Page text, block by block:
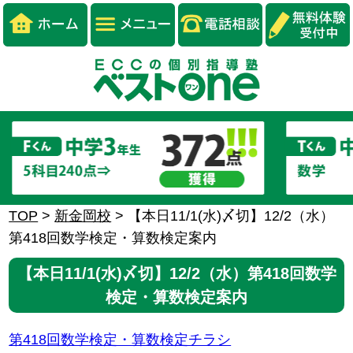
TOP > 新金岡校 >
【本日11/1(水)〆切】12/2（水）
第418回数学検定・算数検定案内
【本日11/1(水)〆切】12/2（水）第418回数学
検定・算数検定案内
第418回数学検定・算数検定チラシ